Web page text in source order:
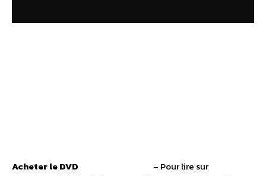
Acheter le DVD
– Pour lire sur